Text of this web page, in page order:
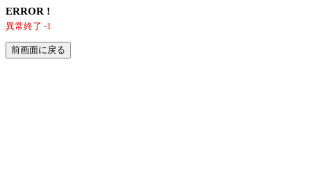
ERROR !
異常終了 -1